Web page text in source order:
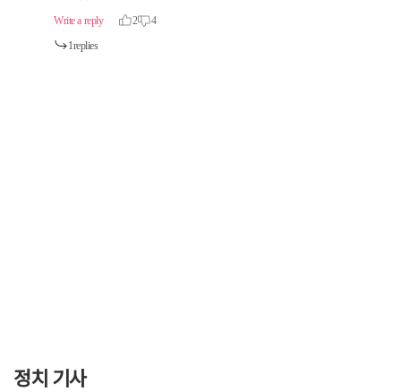
정치 기사